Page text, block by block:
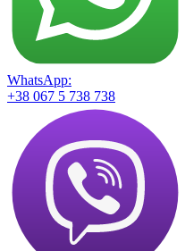
WhatsApp:
+38 067 5 738 738